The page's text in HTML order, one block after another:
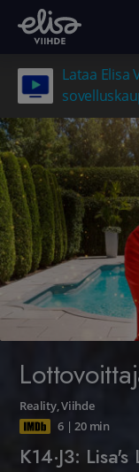
Lataa Elisa
Reality,Viihde
6 |20 min
K14·J3: